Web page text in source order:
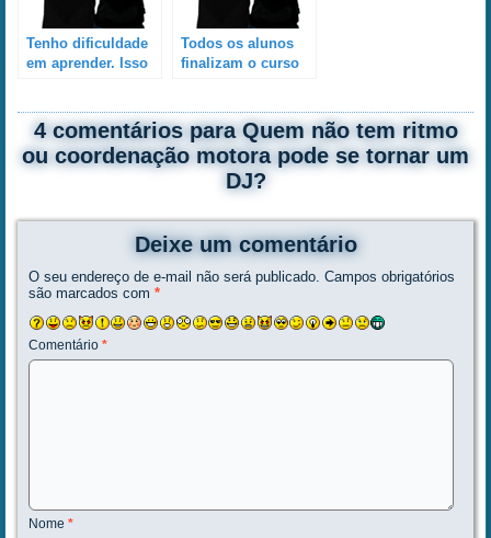
Tenho dificuldade
em aprender. Isso
Todos os alunos
finalizam o curso
conhecimento e
habilidade?
4 comentários para Quem não tem ritmo
ou coordenação motora pode se tornar um
DJ?
Deixe um comentário
O seu endereço de e-mail não será publicado. Campos obrigatórios
são marcados com*
Comentário*
Nome*